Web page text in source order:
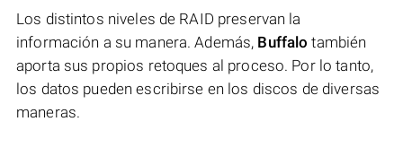
Los distintos niveles de RAID preservan la
información a su manera. Además, Buffalo también
aporta sus propios retoques al proceso. Por lo tanto,
los datos pueden escribirse en los discos de diversas
maneras.